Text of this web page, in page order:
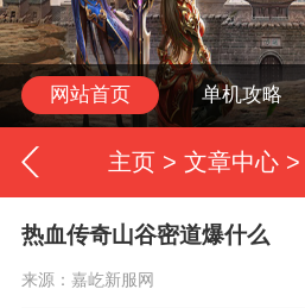
网站首页 单机攻略
主页 > 文章中心 >
热血传奇山谷密道爆什么
来源：嘉屹新服网